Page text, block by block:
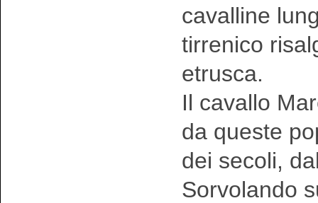
cavalline
tirrenico
etrusca.
Il cavallo
da queste
dei secoli,
Sorvolando